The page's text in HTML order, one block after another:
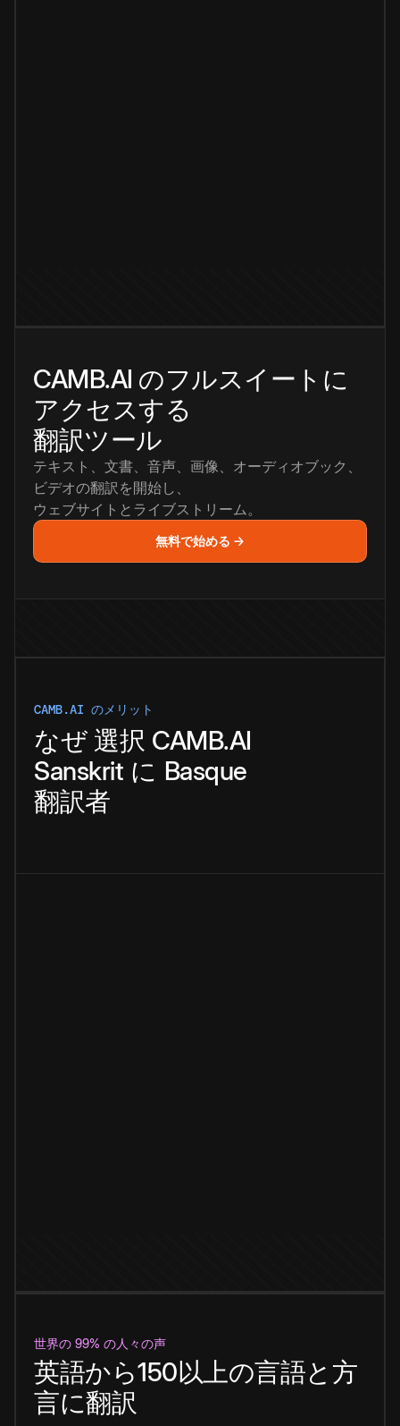
CAMB.AI のフルスイートに
アクセスする
翻訳ツール
テキスト、文書、音声、画像、オーディオブック、
ビデオの翻訳を開始し、
ウェブサイトとライブストリーム。
無料で始める →
CAMB.AI のメリット
なぜ 選択 CAMB.AI
Sanskrit に Basque
翻訳者
世界の 99% の人々の声
英語から150以上の言語と方
言に翻訳